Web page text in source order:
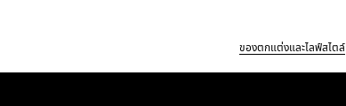
ของตกแต่งและไลฟ์สไตล์